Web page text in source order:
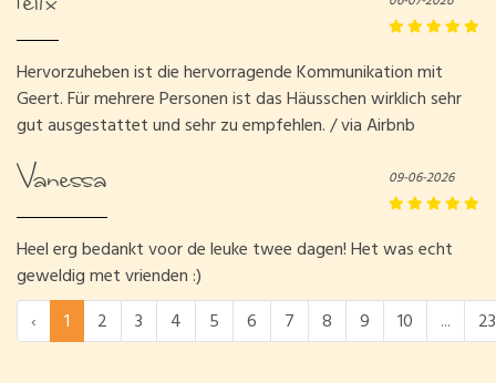
Hervorzuheben ist die hervorragende Kommunikation mit
Geert. Für mehrere Personen ist das Häusschen wirklich sehr
gut ausgestattet und sehr zu empfehlen. / via Airbnb
Vanessa 09-06-2026
Heel erg bedankt voor de leuke twee dagen! Het was echt
geweldig met vrienden :)
‹
1 2 3 4 5 6 7 8 9 10 ... 23